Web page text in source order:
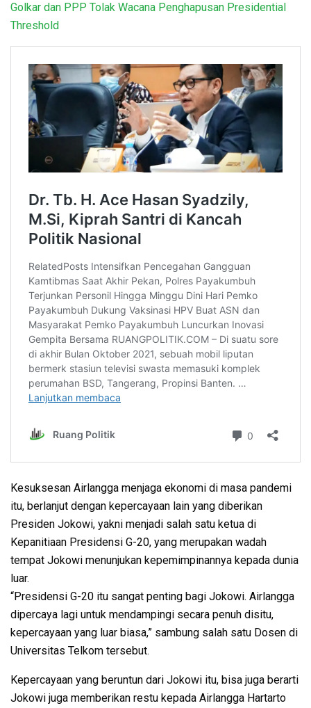
Golkar dan PPP Tolak Wacana Penghapusan Presidential
Threshold
Kesuksesan Airlangga menjaga ekonomi di masa pandemi
itu, berlanjut dengan kepercayaan lain yang diberikan
Presiden Jokowi, yakni menjadi salah satu ketua di
Kepanitiaan Presidensi G-20, yang merupakan wadah
tempat Jokowi menunjukan kepemimpinannya kepada dunia
luar.
“Presidensi G-20 itu sangat penting bagi Jokowi. Airlangga
dipercaya lagi untuk mendampingi secara penuh disitu,
kepercayaan yang luar biasa,” sambung salah satu Dosen di
Universitas Telkom tersebut.
Kepercayaan yang beruntun dari Jokowi itu, bisa juga berarti
Jokowi juga memberikan restu kepada Airlangga Hartarto